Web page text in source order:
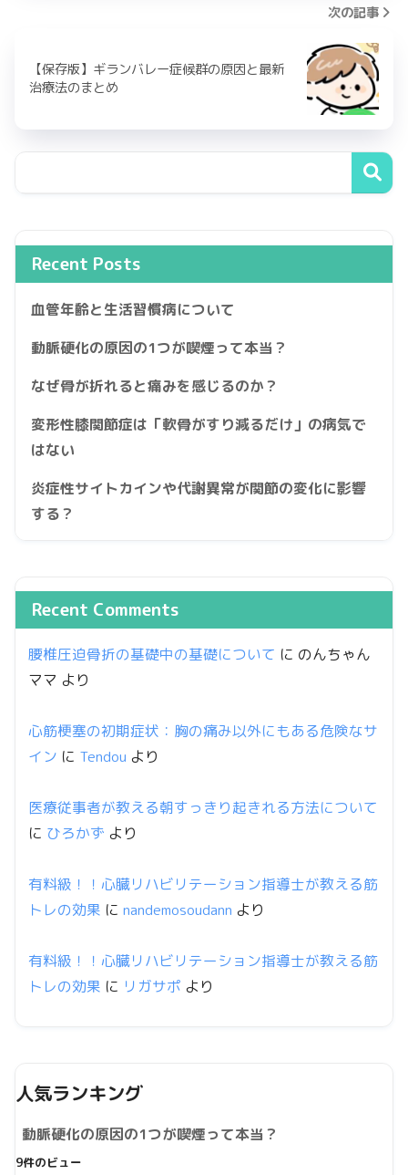
次の記事
【保存版】ギランバレー症候群の原因と最新
治療法のまとめ
Recent Posts
血管年齢と生活習慣病について
動脈硬化の原因の1つが喫煙って本当？
なぜ骨が折れると痛みを感じるのか？
変形性膝関節症は「軟骨がすり減るだけ」の病気で
はない
炎症性サイトカインや代謝異常が関節の変化に影響
する？
Recent Comments
腰椎圧迫骨折の基礎中の基礎について に のんちゃん
ママ より
心筋梗塞の初期症状：胸の痛み以外にもある危険なサ
イン に Tendou より
医療従事者が教える朝すっきり起きれる方法について
に ひろかず より
有料級！！心臓リハビリテーション指導士が教える筋
トレの効果 に nandemosoudann より
有料級！！心臓リハビリテーション指導士が教える筋
トレの効果 に リガサポ より
人気ランキング
動脈硬化の原因の1つが喫煙って本当？
9件のビュー